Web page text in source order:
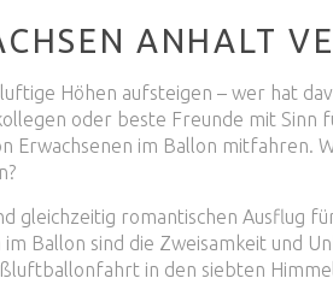
ANHALT
Höhen aufsteigen – wer hat
oder beste Freunde mit
Erwachsenen im Ballon mitfahren.
gleichzeitig romantischen
Ballon sind die Zweisamkeit und
in den siebten